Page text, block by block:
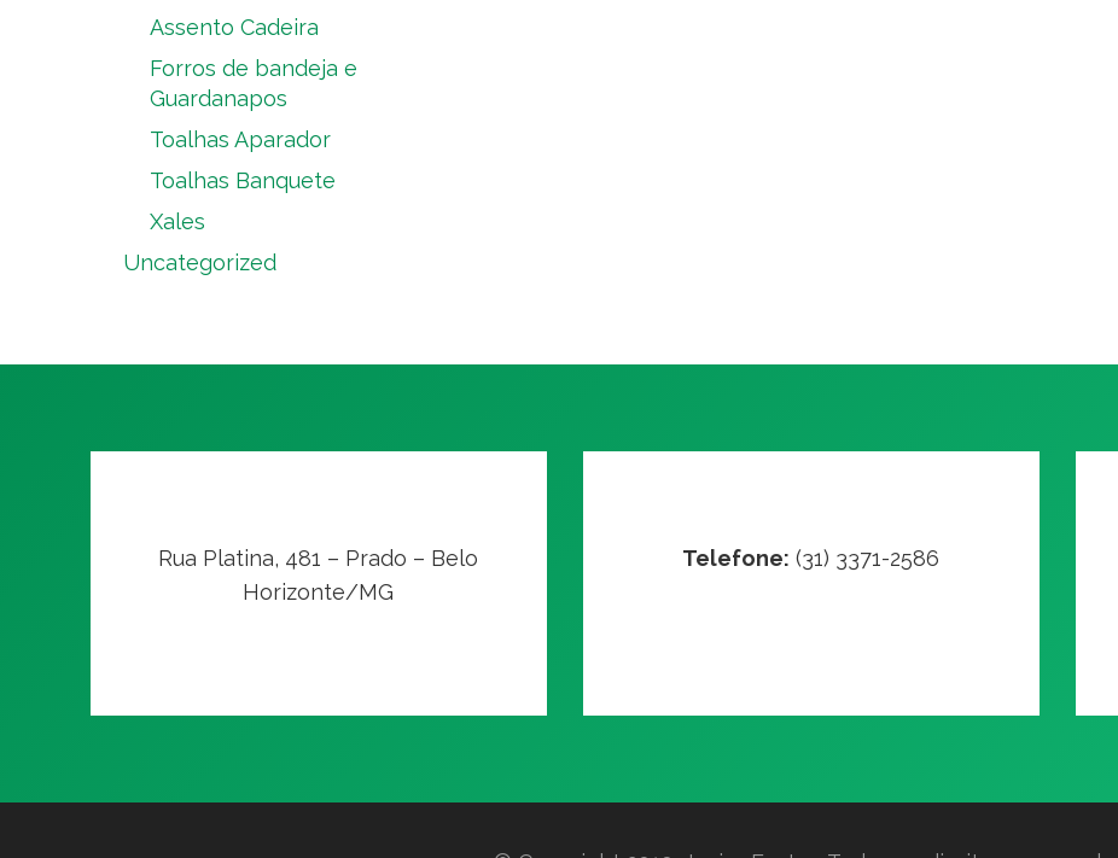
Assento Cadeira
Forros de bandeja e
Guardanapos
Toalhas Aparador
Toalhas Banquete
Xales
Uncategorized
Rua Platina, 481 – Prado – Belo
Horizonte/MG
Telefone: (31) 3371-2586